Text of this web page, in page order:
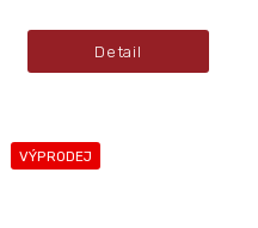
Detail
VÝPRODEJ